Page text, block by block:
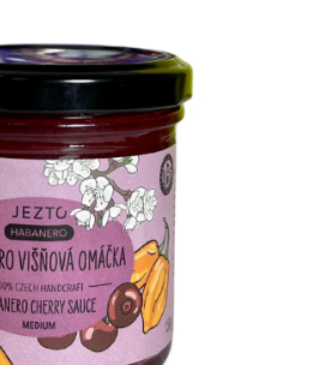
FIREMNÍ DÁRKY
KONTAKTY